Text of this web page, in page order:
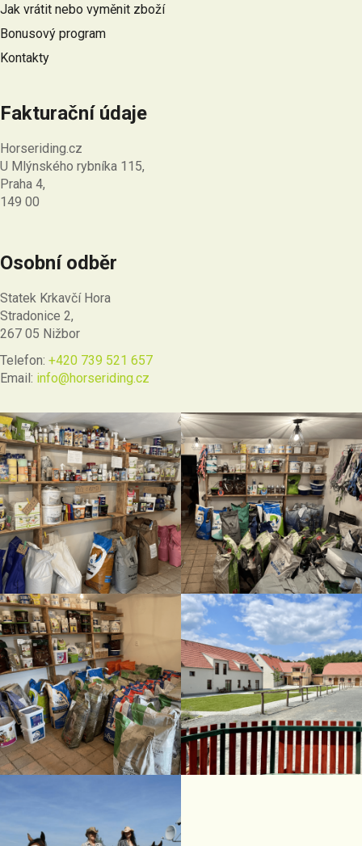
Jak vrátit nebo vyměnit zboží
Bonusový program
Kontakty
Fakturační údaje
Horseriding.cz
U Mlýnského rybníka 115,
Praha 4,
149 00
Osobní odběr
Statek Krkavčí Hora
Stradonice 2,
267 05 Nižbor
Telefon: +420 739 521 657
Email: info@horseriding.cz